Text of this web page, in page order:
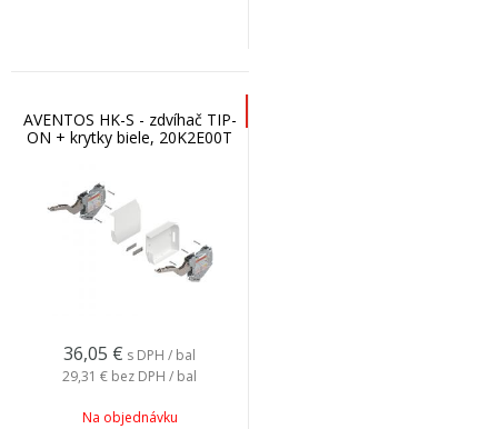
AVENTOS HK-S - zdvíhač TIP-
ON + krytky biele, 20K2E00T
36,05 € s DPH / bal
29,31 € bez DPH / bal
Na objednávku